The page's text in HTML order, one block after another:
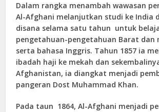
Dalam rangka menambah wawasan
Al-Afghani melanjutkan studi ke India
disana selama satu tahun untuk
pengetahuan-pengetahuan Barat dan
serta bahasa Inggris. Tahun 1857 ia
ibadah haji ke mekah dan
Afghanistan, ia diangkat menjadi
pangeran Dost Muhammad Khan.
Pada taun 1864, Al-Afghani menjadi